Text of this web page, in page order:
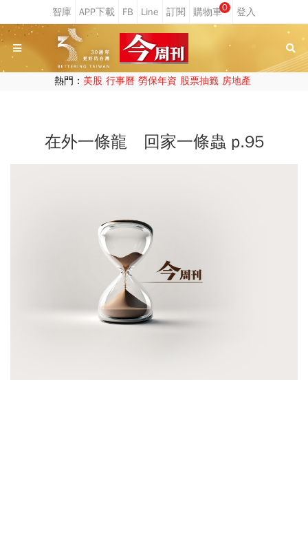
0
熱門： 美股 行事曆 勞保年資 股票抽籤 房地產
在外一條龍 回家一條蟲 p.95